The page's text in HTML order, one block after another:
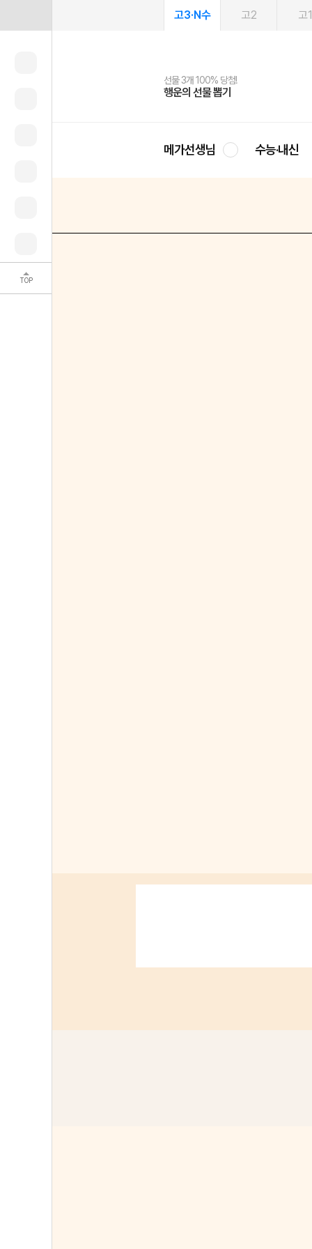
TOP
고3·N수 고2 고1
선물 3개 100% 당첨!
행운의 선물 뽑기
선물 100% 증정!
메가스터디 X 올리브
여름방학 스터디 캐시백
메가런 썸머스쿨
2027 러셀 단과
강사 공개선발
스마트러닝앱
설문 EVENT
메가패스
3일 무료 체험권
메가패스 수강생 무료혜택!
메가클럽 멤버십
사회공헌 캠페인
희망이룸 메가나눔
메가선생님 수능·내신